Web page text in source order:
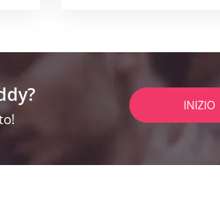
INIZIO